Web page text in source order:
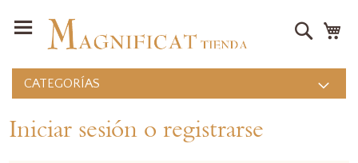
Buscar
CATEGORÍAS
Iniciar sesión o registrarse